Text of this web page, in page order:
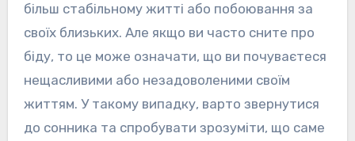
більш стабільному житті або побоювання за
своїх близьких. Але якщо ви часто сните про
біду, то це може означати, що ви почуваєтеся
нещасливими або незадоволеними своїм
життям. У такому випадку, варто звернутися
до сонника та спробувати зрозуміти, що саме